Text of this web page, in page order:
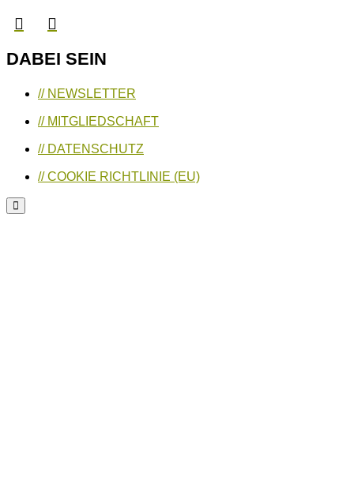
DABEI SEIN
// NEWSLETTER
// MITGLIEDSCHAFT
// DATENSCHUTZ
// COOKIE RICHTLINIE (EU)